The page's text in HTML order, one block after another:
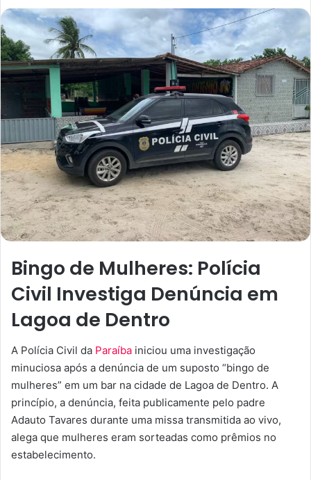
d
e
u
m
e
-
m
a
l
Bingo de Mulheres: Polícia
Civil Investiga Denúncia em
Lagoa de Dentro
A Polícia Civil da Paraíba iniciou uma investigação
minuciosa após a denúncia de um suposto “bingo de
mulheres” em um bar na cidade de Lagoa de Dentro. A
princípio, a denúncia, feita publicamente pelo padre
Adauto Tavares durante uma missa transmitida ao vivo,
alega que mulheres eram sorteadas como prêmios no
estabelecimento.